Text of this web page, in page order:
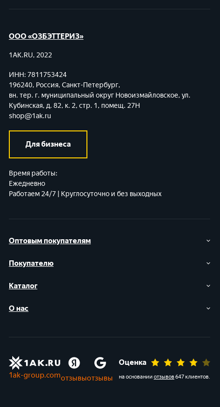
Оптовым покупателям
Покупателю
Каталог
О нас
ООО «ОЗБЭТТЕРИЗ»
1AK.RU, 2022
ИНН: 7811753424
196240, Россия, Санкт-Петербург,
вн. тер. г. муниципальный округ Новоизмайловское, ул.
Кубинская, д. 82, к. 2, стр. 1, помещ. 27Н
shop@1ak.ru
Для бизнеса
Время работы:
Ежедневно
Работаем 24/7 | Круглосуточно и без выходных
1ak-group.comотзывыотзывы
Оценка
на основании отзывов647 клиентов.